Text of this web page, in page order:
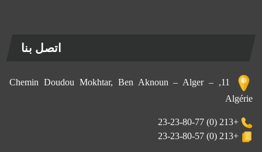
اتصل بنا
11, Chemin Doudou Mokhtar, Ben Aknoun – Alger –
Algérie
+213 (0) 23-23-80-77
+213 (0) 23-23-80-57